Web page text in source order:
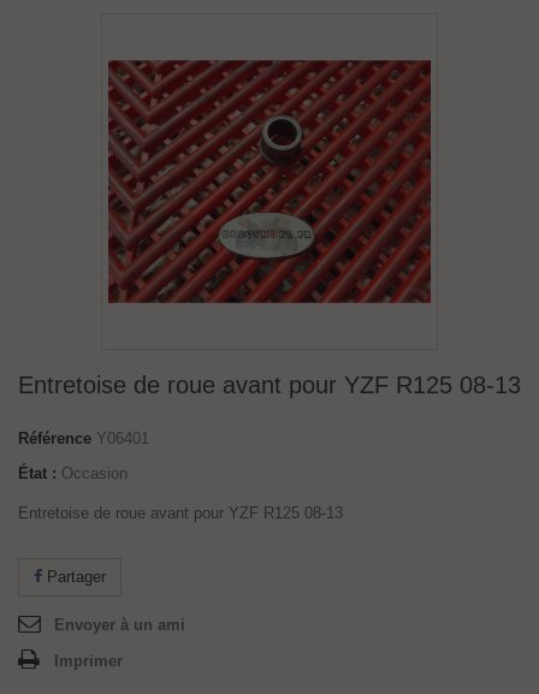
Entretoise de roue avant pour YZF R125 08-13
Référence Y06401
État : Occasion
Entretoise de roue avant pour YZF R125 08-13
Partager
Envoyer à un ami
Imprimer